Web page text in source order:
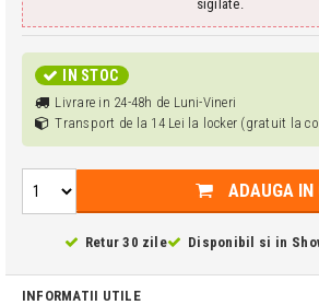
sigilate.
IN STOC
Livrare in 24-48h de Luni-Vineri
Transport de la 14 Lei la locker (gratuit la
ADAUGA IN
Retur 30 zile Disponibil si in
INFORMATII UTILE